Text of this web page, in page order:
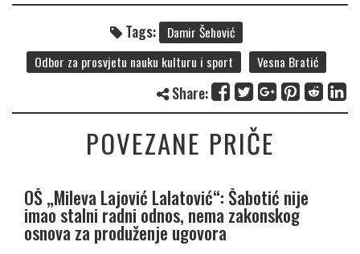
Tags:
Damir Šehović
Odbor za prosvjetu nauku kulturu i sport
Vesna Bratić
Share:
POVEZANE PRIČE
OŠ „Mileva Lajović Lalatović“: Šabotić nije
imao stalni radni odnos, nema zakonskog
osnova za produženje ugovora